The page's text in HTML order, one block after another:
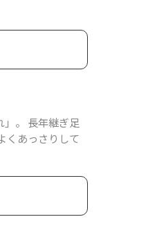
。 ⻑年継ぎ⾜
くあっさりして